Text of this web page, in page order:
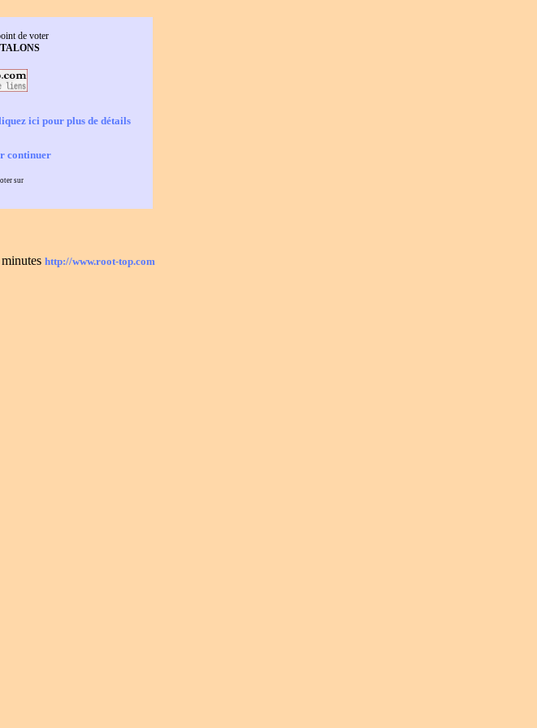
de voter
ici pour plus de détails
continuer
sur
http://www.root-top.com